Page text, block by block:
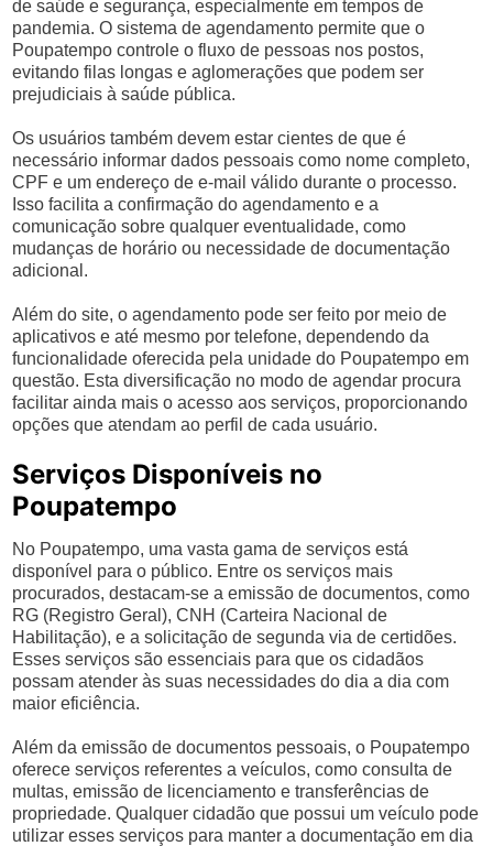
de saúde e segurança, especialmente em tempos de
pandemia. O sistema de agendamento permite que o
Poupatempo controle o fluxo de pessoas nos postos,
evitando filas longas e aglomerações que podem ser
prejudiciais à saúde pública.
Os usuários também devem estar cientes de que é
necessário informar dados pessoais como nome completo,
CPF e um endereço de e-mail válido durante o processo.
Isso facilita a confirmação do agendamento e a
comunicação sobre qualquer eventualidade, como
mudanças de horário ou necessidade de documentação
adicional.
Além do site, o agendamento pode ser feito por meio de
aplicativos e até mesmo por telefone, dependendo da
funcionalidade oferecida pela unidade do Poupatempo em
questão. Esta diversificação no modo de agendar procura
facilitar ainda mais o acesso aos serviços, proporcionando
opções que atendam ao perfil de cada usuário.
Serviços Disponíveis no
Poupatempo
No Poupatempo, uma vasta gama de serviços está
disponível para o público. Entre os serviços mais
procurados, destacam-se a emissão de documentos, como
RG (Registro Geral), CNH (Carteira Nacional de
Habilitação), e a solicitação de segunda via de certidões.
Esses serviços são essenciais para que os cidadãos
possam atender às suas necessidades do dia a dia com
maior eficiência.
Além da emissão de documentos pessoais, o Poupatempo
oferece serviços referentes a veículos, como consulta de
multas, emissão de licenciamento e transferências de
propriedade. Qualquer cidadão que possui um veículo pode
utilizar esses serviços para manter a documentação em dia